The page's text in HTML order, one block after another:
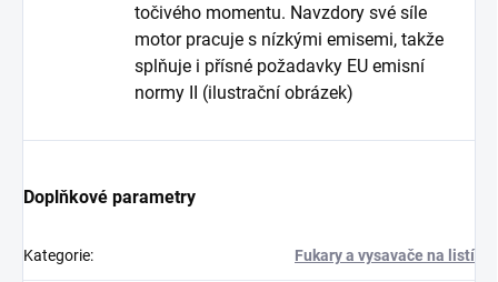
točivého momentu. Navzdory své síle
motor pracuje s nízkými emisemi, takže
splňuje i přísné požadavky EU emisní
normy II (ilustrační obrázek)
Doplňkové parametry
Kategorie: Fukary a vysavače na listí